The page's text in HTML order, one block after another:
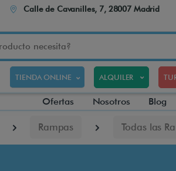
Calle de Cavanilles, 7, 28007 Madrid
TIENDA ONLINE ALQUILER
Ofertas Nosotros Blog
Rampas Todas las